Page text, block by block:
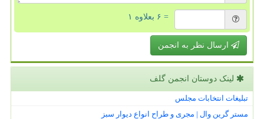
= ۶ بعلاوه ۱
ارسال نظر به انجمن
لینک دوستان انجمن گلف
تبلیغات انتخابات مجلس
مستر گرین وال | مجری و طراح انواع دیوار سبز